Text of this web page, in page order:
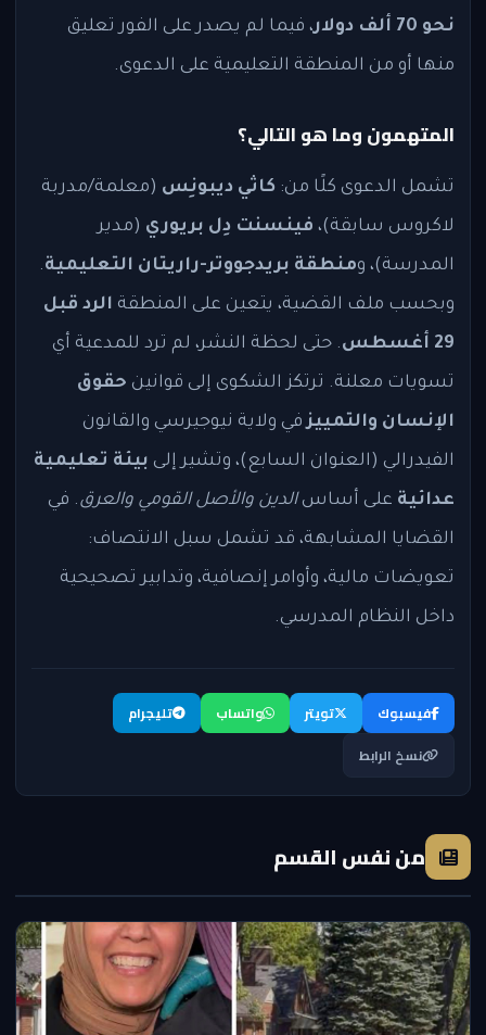
نحو 70 ألف دولار
، فيما لم يصدر على الفور تعليق
منها أو من المنطقة التعليمية على الدعوى.
المتهمون وما هو التالي؟
تشمل الدعوى كلًا من: كاثي ديبونِس (معلمة/مدربة
لاكروس سابقة)، فينسنت دِل بريوري (مدير
المدرسة)، ومنطقة بريدجووتر-راريتان التعليمية.
وبحسب ملف القضية، يتعين على المنطقة الرد قبل
29 أغسطس
. حتى لحظة النشر، لم ترد للمدعية أي
تسويات معلنة. ترتكز الشكوى إلى قوانين حقوق
الإنسان والتمييزفي ولاية نيوجيرسي والقانون
الفيدرالي (العنوان السابع)، وتشير إلى بيئة تعليمية
عدائية على أساسالدين والأصل القومي والعرق. في
القضايا المشابهة، قد تشمل سبل الانتصاف:
تعويضات مالية، وأوامر إنصافية، وتدابير تصحيحية
داخل النظام المدرسي.
فيسبوك تويتر واتساب
تليجرام
نسخ الرابط
من نفس القسم